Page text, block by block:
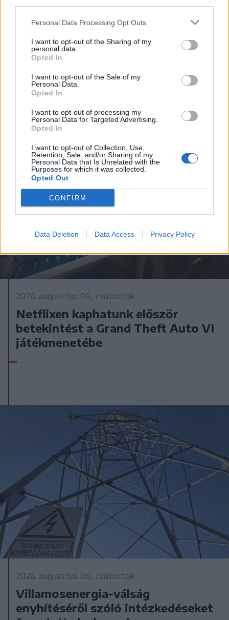
Personal Data Processing Opt Outs
I want to opt-out of the Sharing of my
personal data.
Opted In
I want to opt-out of the Sale of my
Personal Data.
Opted In
I want to opt-out of processing my
Personal Data for Targeted Advertising.
Opted In
I want to opt-out of Collection, Use,
Retention, Sale, and/or Sharing of my
Personal Data that Is Unrelated with the
Purposes for which it was collected.
Opted Out
CONFIRM
Data Deletion Data Access Privacy Policy
Sándor Ella: Na, indíts, s
A rovat további cikkei
2026. augusztus 06., csütörtök
Netflixen kaphatunk először
betekintést a Grand Theft Auto VI
játékmenetébe
2026. augusztus 06., csütörtök
Villamosenergia-válság
enyhítéséről szóló intézkedéseket